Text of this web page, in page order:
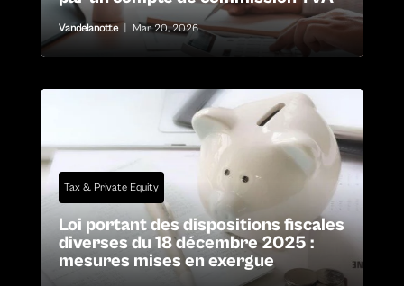
Vandelanotte Mar 20, 2026
Tax & Private Equity
Loi portant des dispositions fiscales
diverses du 18 décembre 2025 :
mesures mises en exergue